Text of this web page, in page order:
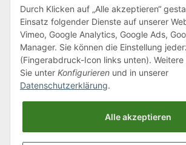
Klagenfurter Straße 29
9556 Liebenfels
Montag bis Donnerstag: 8:00 bis 16:30 Uhr
Freitag: 8:00 bis 12:00 Uhr
Tel.:0043 (0) 4262 50900
office@cncshop.at
Durch Klicken auf „Alle akzeptieren“
Einsatz folgender Dienste auf unserer
Vimeo, Google Analytics, Google Ads,
Manager. Sie können die Einstellung
(Fingerabdruck-Icon links unten).
Sie unter Konfigurieren und in unserer
Datenschutzerklärung.
Alle akzeptieren